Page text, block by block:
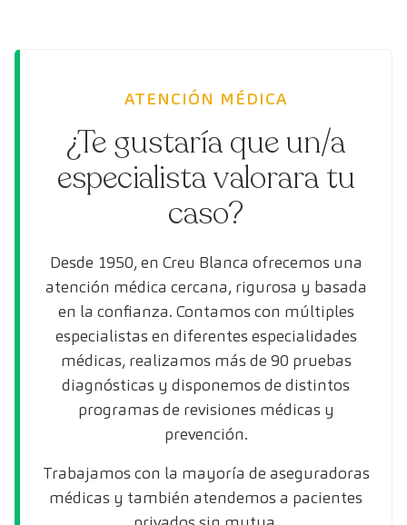
ATENCIÓN MÉDICA
¿Te gustaría que un/a
especialista valorara tu
caso?
Desde 1950, en Creu Blanca ofrecemos una
atención médica cercana, rigurosa y basada
en la confianza. Contamos con múltiples
especialistas en diferentes especialidades
médicas, realizamos más de 90 pruebas
diagnósticas y disponemos de distintos
programas de revisiones médicas y
prevención.
Trabajamos con la mayoría de aseguradoras
médicas y también atendemos a pacientes